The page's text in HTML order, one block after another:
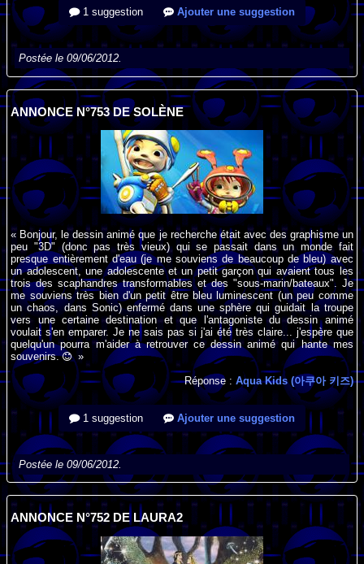
1 suggestion Ajouter une suggestion
Postée le 09/06/2012.
ANNONCE N°753 DE SOLÈNE
« Bonjour, le dessin animé que je recherche était avec des graphisme un
peu "3D" (donc pas très vieux) qui se passait dans un monde fait
presque entièrement d'eau (je me souviens de beaucoup de bleu) avec
un adolescent, une adolescente et un petit garçon qui avaient tous les
trois des scaphandres transformables et des "sous-marin/bateaux". Je
me souviens très bien d'un petit être bleu luminescent (un peu comme
un chaos, dans Sonic) enfermé dans une sphère qui guidait la troupe
vers une certaine destination et que l'antagoniste du dessin animé
voulait s'en emparer. Je ne sais pas si j'ai été très claire... j'espère que
quelqu'un pourra m'aider à retrouver ce dessin animé qui hante mes
souvenirs.
»
Réponse : Aqua Kids (아쿠아 키즈)
1 suggestion Ajouter une suggestion
Postée le 09/06/2012.
ANNONCE N°752 DE LAURA2